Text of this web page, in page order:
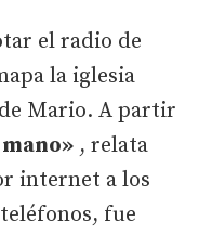
el radio de
la iglesia
Mario. A partir
, relata
internet a los
fue